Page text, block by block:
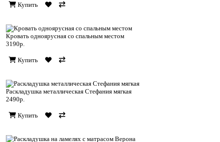
Купить
Кровать одноярусная со спальным местом
3190р.
Купить
Раскладушка металлическая Стефания мягкая
2490р.
Купить